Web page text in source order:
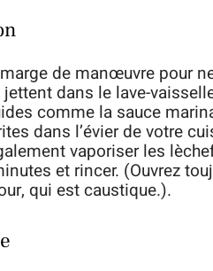
de manœuvre pour
dans le lave-
comme la sauce
dans l’évier de votre
vaporiser les
et rincer. (Ouvrez
qui est caustique.).